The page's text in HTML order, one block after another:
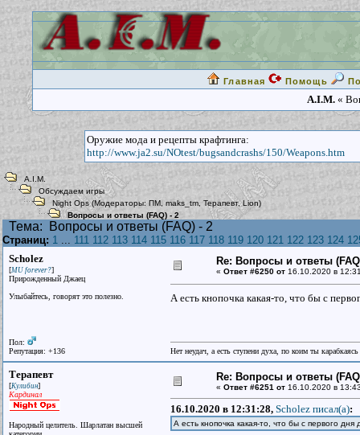
Главная Помощь
A.I.M. «
Оружие мода и рецепты крафтинга:
http://www.ja2.su/NOtest/bugsandcrashs/150/Weapons.htm
A.I.M.
Обсуждаем игры
Night Ops (Модераторы: ПМ maks_tm Терапевт,Lion)
Вопросы и ответы (FAQ) - 2
Тема: Вопросы и ответы (FAQ) - 2
Страниц: 1 ... 111 112 113 114 115 116 117 118 119 120 121 122 123 124
Scholez
[MU forever?]
Прирожденный Джаец
Улыбайтесь, говорят это полезно.
Пол:
Репутация: +136
Re: Вопросы и ответы
« Ответ #6250 от 16.10.2020 в
А есть кнопочка какая-то, что бы с
Нет неудач, а есть ступени духа, по коим ты
Терапевт
[Кулибин]
Кардинал
Народный целитель. Шарлатан высшей
Re: Вопросы и ответы
« Ответ #6251 от 16.10.2020 в
16.10.2020 в 12:31:28, Scholez писал(a):
А есть кнопочка какая-то, что бы с первого